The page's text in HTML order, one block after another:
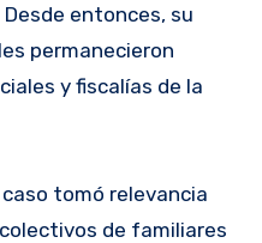
entonces, su
permanecieron
y fiscalías de la
tomó relevancia
de familiares